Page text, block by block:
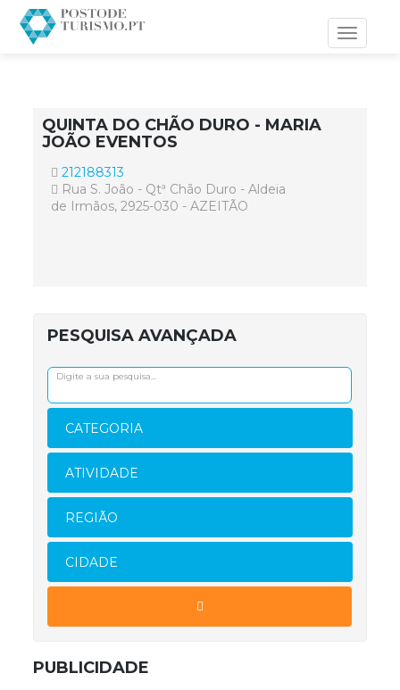
Toggle
QUINTA DO CHÃO DURO - MARIA
JOÃO EVENTOS
212188313
Rua S. João - Qtª Chão Duro - Aldeia
de Irmãos, 2925-030 - AZEITÃO
PESQUISA AVANÇADA
CATEGORIA
ATIVIDADE
REGIÃO
CIDADE
PUBLICIDADE